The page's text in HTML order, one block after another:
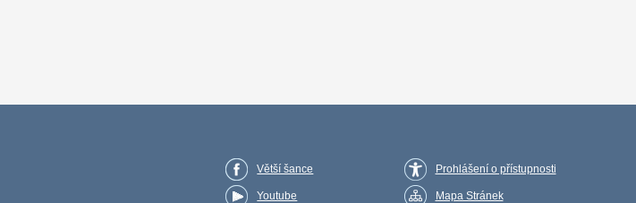
Větší šance
Youtube
Prohlášení o přístupnosti
Mapa Stránek